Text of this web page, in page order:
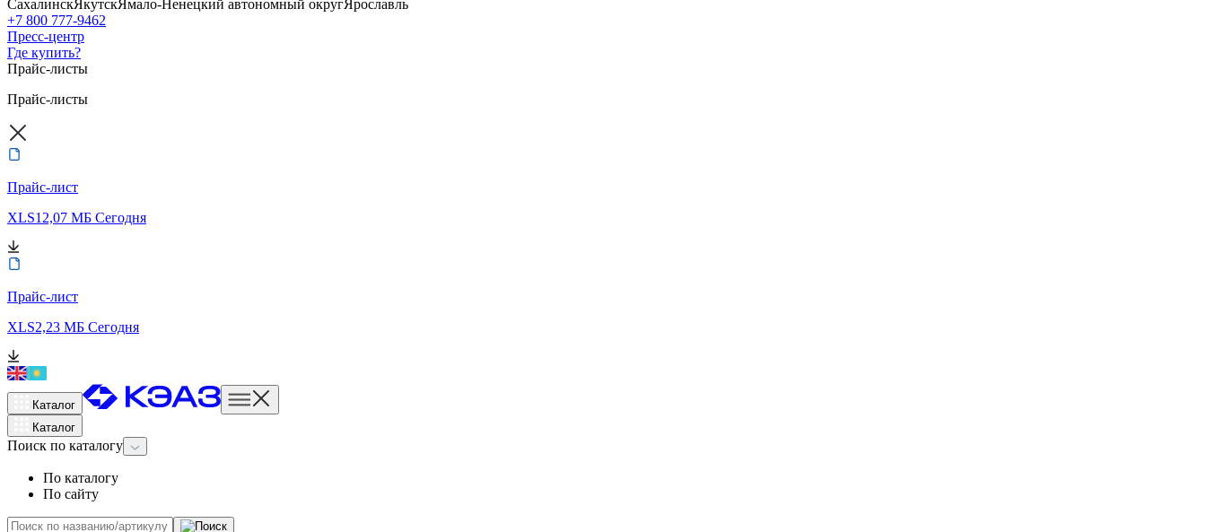
СахалинскЯкутскЯмало-Ненецкий автономный округЯрославль
+7 800 777-9462
Пресс-центр
Где купить?
Прайс-листы
Прайс-листы
Прайс-лист
XLS12,07 МБ Сегодня
Прайс-лист
XLS2,23 МБ Сегодня
Каталог
Каталог
Поиск по каталогу
По каталогу
По сайту